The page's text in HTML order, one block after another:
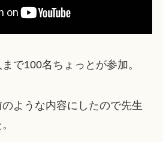
で100名ちょっとが参加。
ような内容にしたので先生